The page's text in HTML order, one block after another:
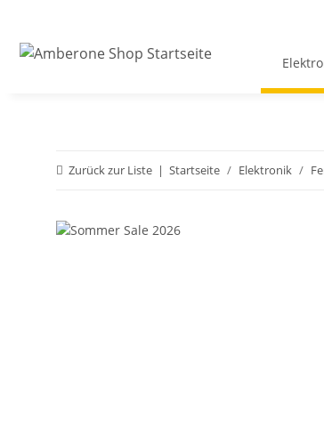
Zurück zur Liste Startseite Elektronik